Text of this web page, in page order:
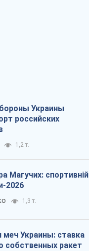
Украины
российских
1,2 т.
Магучих: спортивній
2026
1,3 т.
Украины: ставка
собственных ракет